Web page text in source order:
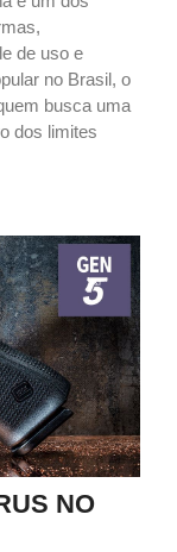
de uso e
no Brasil, o
busca uma
dos limites
NO